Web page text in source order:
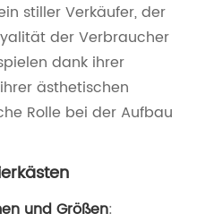
stiller Verkäufer, der
der Verbraucher
dank ihrer
ästhetischen
Rolle bei der Aufbau
und Größen: